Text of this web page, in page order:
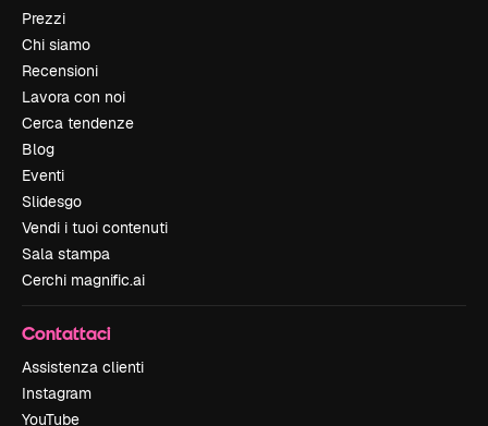
Prezzi
Chi siamo
Recensioni
Lavora con noi
Cerca tendenze
Blog
Eventi
Slidesgo
Vendi i tuoi contenuti
Sala stampa
Cerchi magnific.ai
Contattaci
Assistenza clienti
Instagram
YouTube